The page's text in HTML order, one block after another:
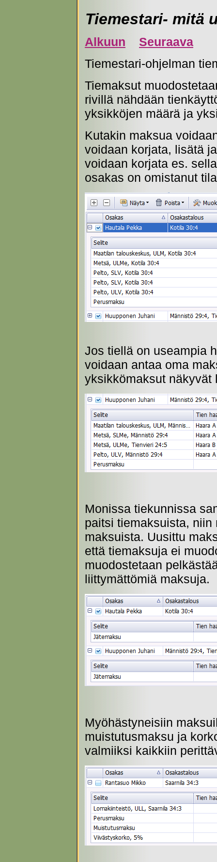
Tiemestari- mitä
Alkuun
Seuraava
Tiemestari-ohjelman
Tiemaksut
rivillä nähdään
yksikköjen määrä ja
Kutakin maksua
voidaan korjata, lisätä
voidaan korjata es.
osakas on omistanut
Jos tiellä on useampia
voidaan antaa oma
yksikkömaksut näkyvät
Monissa tiekunnissa
paitsi tiemaksuista,
maksuista. Uusittu
että tiemaksuja ei
muodostetaan
liittymättömiä maksuja.
Myöhästyneisiin
muistutusmaksu ja
valmiiksi kaikkiin